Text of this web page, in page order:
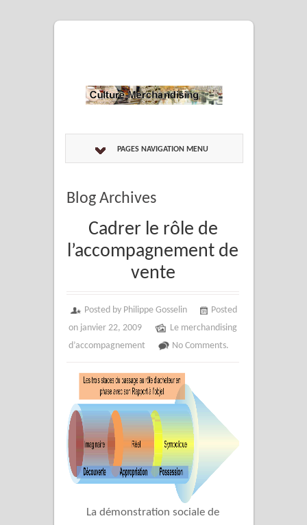
PAGES NAVIGATION MENU
Blog Archives
Cadrer le rôle de
l’accompagnement de
vente
Posted by Philippe Gosselin
Posted
on janvier 22, 2009
Le merchandising
d’accompagnement
No Comments.
La démonstration sociale de